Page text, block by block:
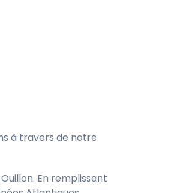
à travers de notre
En remplissant